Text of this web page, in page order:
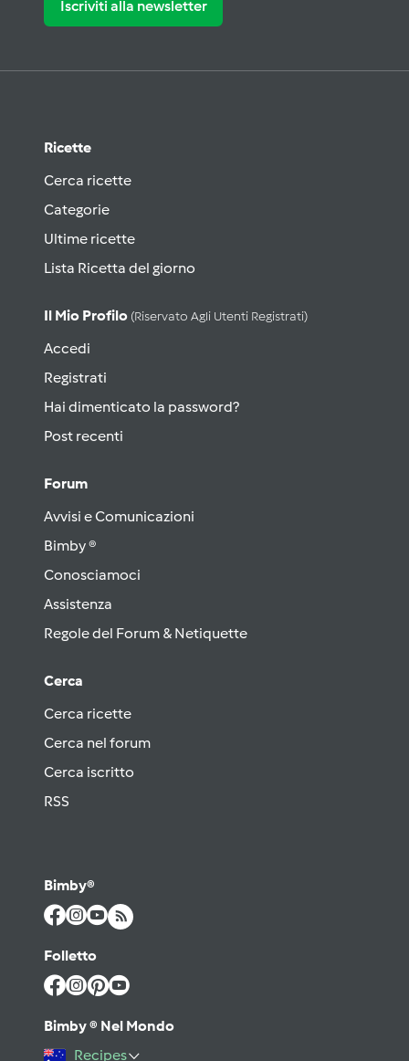
Iscriviti alla newsletter
Ricette
Cerca ricette
Categorie
Ultime ricette
Lista Ricetta del giorno
Il Mio Profilo (riservato Agli Utenti Registrati)
Accedi
Registrati
Hai dimenticato la password?
Post recenti
Forum
Avvisi e Comunicazioni
Bimby ®
Conosciamoci
Assistenza
Regole del Forum & Netiquette
Cerca
Cerca ricette
Cerca nel forum
Cerca iscritto
RSS
Bimby®
Folletto
Bimby ® Nel Mondo
Recipes